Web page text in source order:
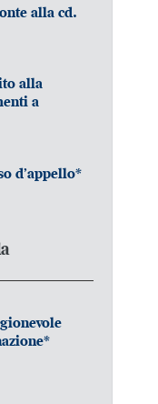
alla cd.
alla
a
d’appello*